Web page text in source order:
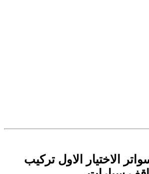
الاختيار الاول تركيب